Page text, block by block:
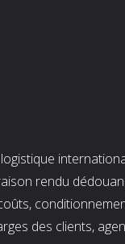
rendu
des clients,